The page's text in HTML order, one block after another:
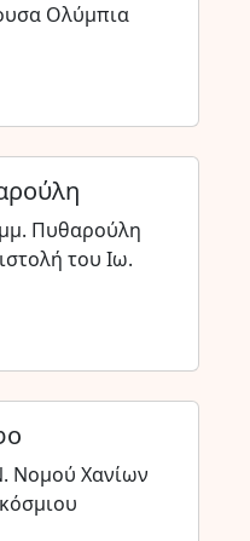
Ολύμπια
Πυθαρούλη
του Ιω.
Νομού Χανίων